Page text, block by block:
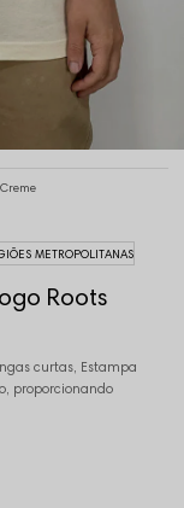
METROPOLITANAS
Roots
curtas, Estampa
proporcionando